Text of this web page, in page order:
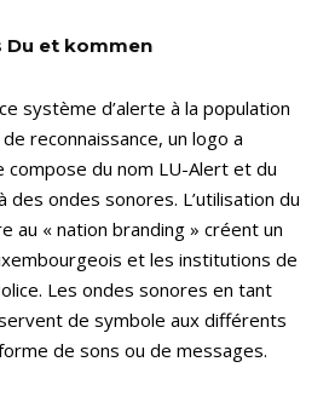
Du et kommen
système d’alerte à la population
reconnaissance, un logo a
compose du nom LU-Alert et du
des ondes sonores. L’utilisation du
au « nation branding » créent un
et les institutions de
Les ondes sonores en tant
de symbole aux différents
de sons ou de messages.